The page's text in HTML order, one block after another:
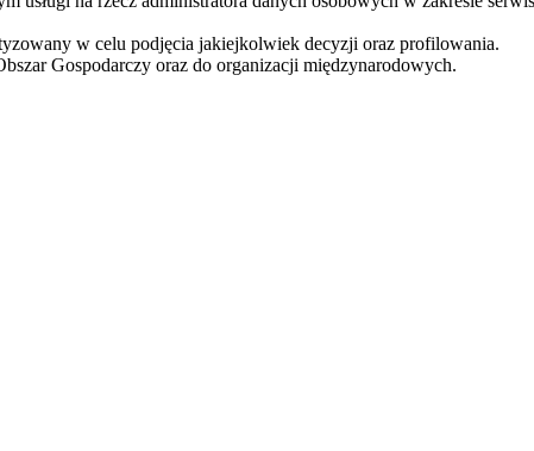
w celu podjęcia jakiejkolwiek decyzji oraz profilowania.
Gospodarczy oraz do organizacji międzynarodowych.